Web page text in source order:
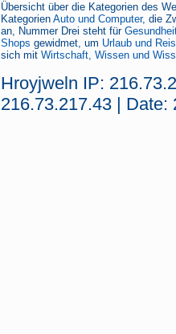
Übersicht über die Kategorien des
Kategorien Auto und Computer, die
an, Nummer Drei steht für
Shops gewidmet, um Urlaub und
sich mit Wirtschaft, Wissen und
Hroyjweln IP:
216.73.217.43 | Date: